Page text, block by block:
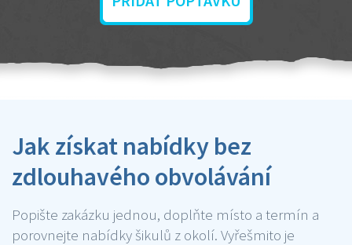
Jak získat nabídky bez
zdlouhavého obvolávání
Popište zakázku jednou, doplňte místo a termín a
porovnejte nabídky šikulů z okolí. Vyřešmito je